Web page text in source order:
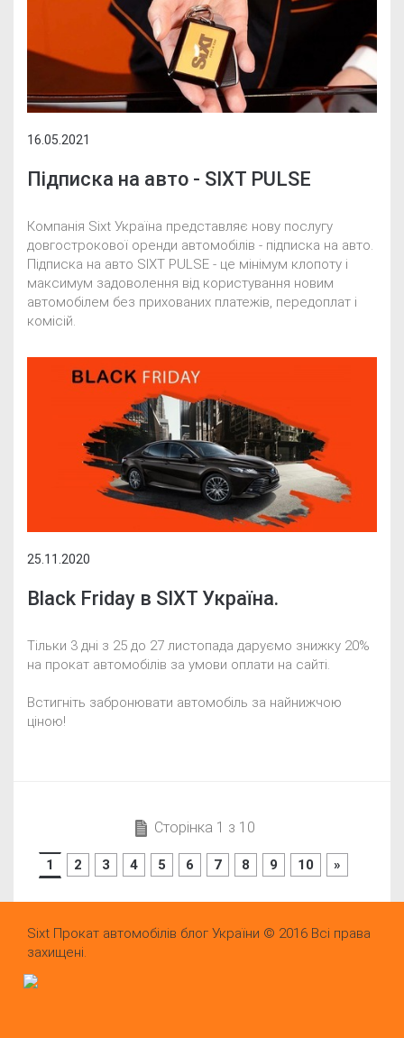
16.05.2021
Підписка на авто - SIXT PULSE
Компанія Sixt Україна представляє нову послугу
довгострокової оренди автомобілів - підписка на авто.
Підписка на авто SIXT PULSE - це мінімум клопоту і
максимум задоволення від користування новим
автомобілем без прихованих платежів, передоплат і
комісій.
25.11.2020
Black Friday в SIXT Україна.
Тільки 3 дні з 25 до 27 листопада даруємо знижку 20%
на прокат автомобілів за умови оплати на сайті.
Встигніть забронювати автомобіль за найнижчою
ціною!
Сторінка 1 з 10
1 2 3 4 5 6 7 8 9 10 »
Sixt Прокат автомобілів блог України © 2016 Всі права
захищені.